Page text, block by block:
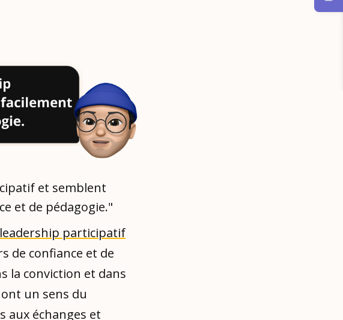
et semblent
et de pédagogie."
participatif
de confiance et de
la conviction et dans
un sens du
aux échanges et